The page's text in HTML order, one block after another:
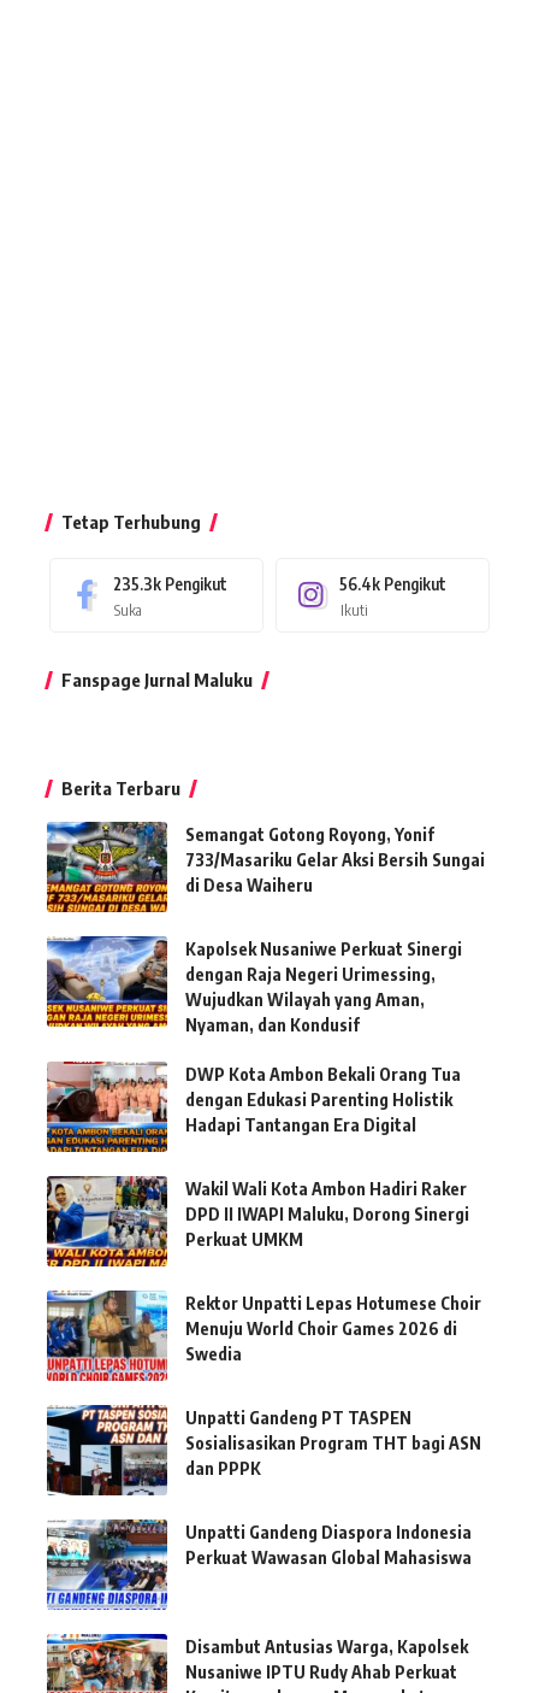
Tetap Terhubung
235.3k Pengikut
Suka
56.4k Pengikut
Ikuti
Fanspage Jurnal Maluku
Berita Terbaru
Semangat Gotong Royong, Yonif
733/Masariku Gelar Aksi Bersih Sungai
di Desa Waiheru
Kapolsek Nusaniwe Perkuat Sinergi
dengan Raja Negeri Urimessing,
Wujudkan Wilayah yang Aman,
Nyaman, dan Kondusif
DWP Kota Ambon Bekali Orang Tua
dengan Edukasi Parenting Holistik
Hadapi Tantangan Era Digital
Wakil Wali Kota Ambon Hadiri Raker
DPD II IWAPI Maluku, Dorong Sinergi
Perkuat UMKM
Rektor Unpatti Lepas Hotumese Choir
Menuju World Choir Games 2026 di
Swedia
Unpatti Gandeng PT TASPEN
Sosialisasikan Program THT bagi ASN
dan PPPK
Unpatti Gandeng Diaspora Indonesia
Perkuat Wawasan Global Mahasiswa
Disambut Antusias Warga, Kapolsek
Nusaniwe IPTU Rudy Ahab Perkuat